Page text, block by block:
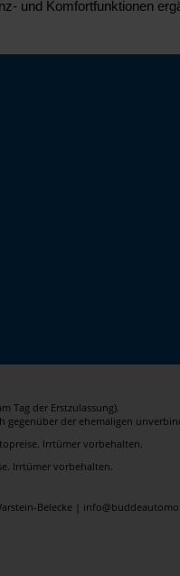
und Komfortfunktionen
Tag der Erstzulassung).
der ehemaligen
Irrtümer vorbehalten.
Irrtümer vorbehalten.
Belecke |